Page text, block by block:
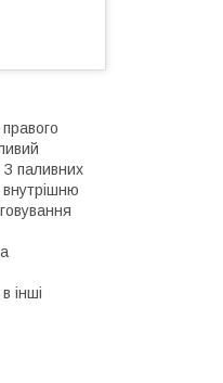
З паливних
внутрішню
інші